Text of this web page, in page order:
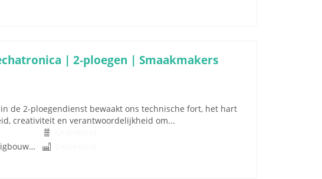
| 2-ploegen | Smaakmakers
de 2-ploegendienst bewaakt ons technische fort, het hart
creativiteit en verantwoordelijkheid om...
Elektrotechniek, Mechatronica, Werktuigbouwkunde, Pneumatiek